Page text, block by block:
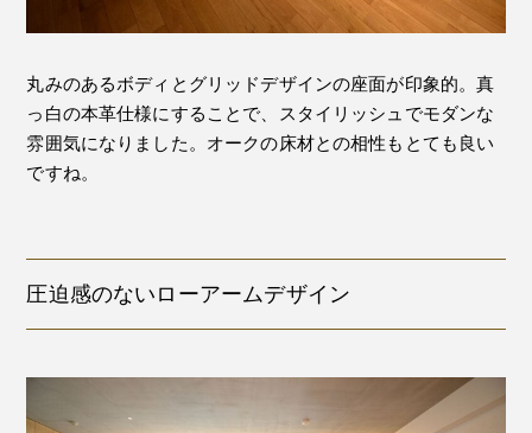
丸みのあるボディとグリッドデザインの座面が印象的。真
っ白の本革仕様にすることで、スタイリッシュでモダンな
雰囲気になりました。オークの床材との相性もとても良い
ですね。
圧迫感のないローアームデザイン